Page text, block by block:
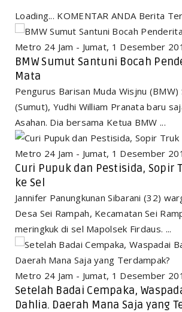
Loading... KOMENTAR ANDA Berita
Metro 24 Jam - Jumat, 1 Desember
BMW Sumut Santuni Bocah
Mata
Pengurus Barisan Muda Wisjnu
(Sumut), Yudhi William Pranata baru
Asahan. Dia bersama Ketua BMW ...
Metro 24 Jam - Jumat, 1 Desember
Curi Pupuk dan Pestisida, Sopir
ke Sel
Jannifer Panungkunan Sibarani (32)
Desa Sei Rampah, Kecamatan Sei
meringkuk di sel Mapolsek Firdaus. ...
Metro 24 Jam - Jumat, 1 Desember
Setelah Badai Cempaka,
Dahlia. Daerah Mana Saja yang